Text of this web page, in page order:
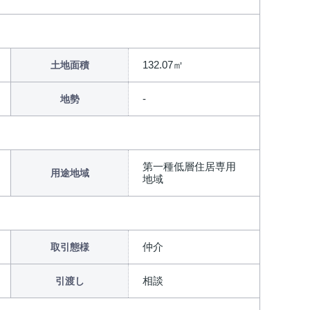
土地面積 132.07㎡
地勢
用途地域
第一種低層住居専用
地域
取引態様 仲介
引渡し 相談